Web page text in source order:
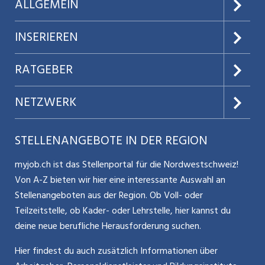
Direktkundengeschäft gezielt aus, erschliessen neue
Marktpotenziale und treiben die Weiterentwicklung von
Prozessen, Dienstleistungen und Organisation konsequent
voran. Als Mitglied der regionalen Geschäftsleitung
bringen Sie Ihre unternehmerische Perspektive aktiv in die
ALLGEMEIN
Über uns
AGB
Datenschutz
Nutzungsbedingungen
Glossar
Kontakt
Impressum
INSERIEREN
Preise & Leistungen
Jobs verwalten
Benutzermanual
Bewerber-Cockpit
RATGEBER
Teilzeit / Flexible Arbeitsmodelle
Mitarbeiter 50+ / Pensionierung
Karriere allgemein
NETZWERK
Aargauerzeitung.ch
CH Media
ostjob.ch
zentraljob.ch
jobbasel.ch
STELLENANGEBOTE IN DER REGION
myjob.ch ist das Stellenportal für die Nordwestschweiz!
Von A-Z bieten wir hier eine interessante Auswahl an
Stellenangeboten aus der Region. Ob Voll- oder
Teilzeitstelle, ob Kader- oder Lehrstelle, hier kannst du
deine neue berufliche Herausforderung suchen.
Hier findest du auch zusätzlich Informationen über